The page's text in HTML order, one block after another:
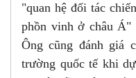
"quan hệ đối tác
phồn vinh ở châu Á"
Ông cũng đánh giá
trường quốc tế khi